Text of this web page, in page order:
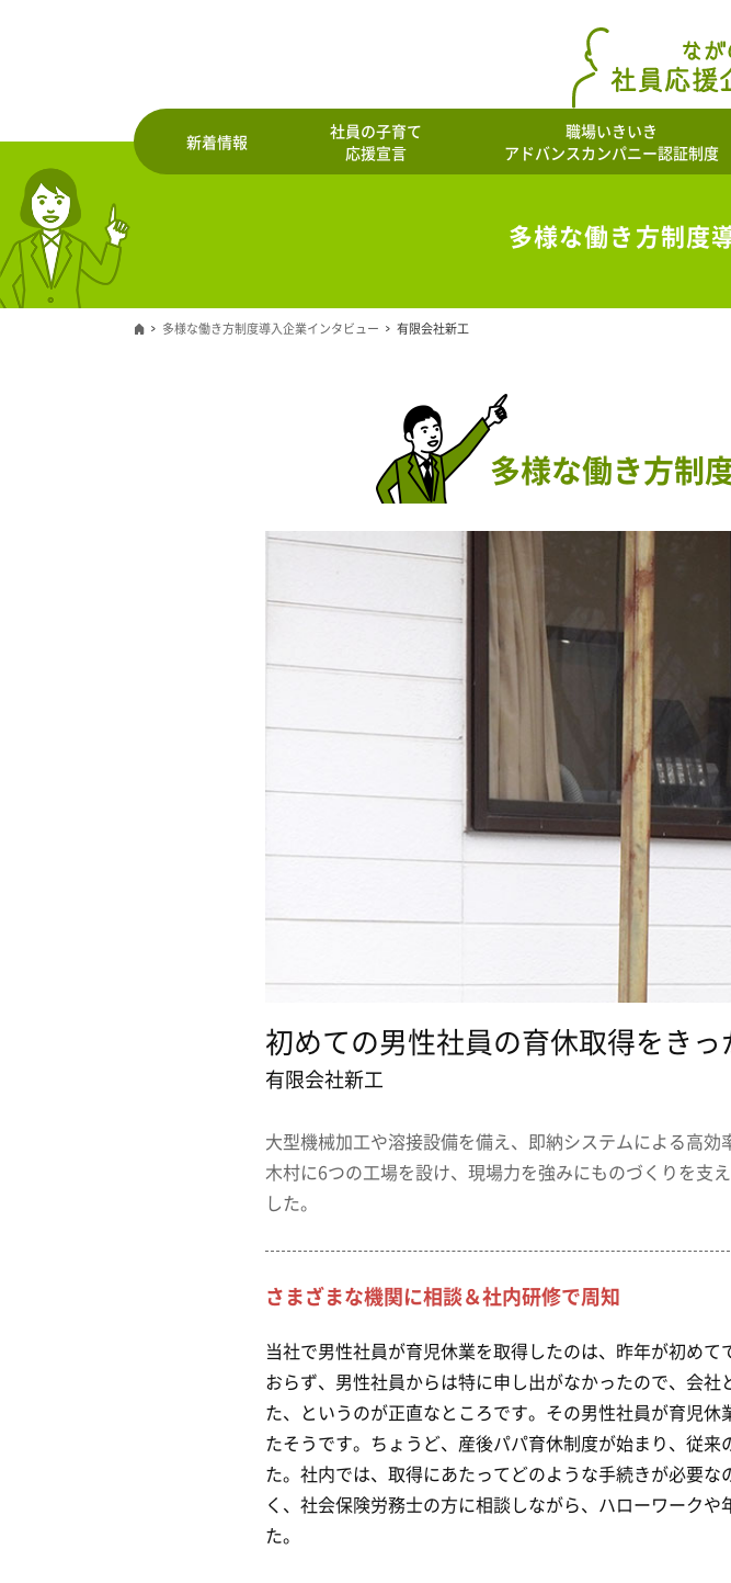
新着情報
社員の子育て
応援宣言
職場いきいき
アドバンスカンパニー認証制度
多様な働き方制度
多様な働き方制度導入企業インタビュー 有限会社新工
多様な働き方制
初めての男性社員の育休取得をき
有限会社新工
大型機械加工や溶接設備を備え、即納システムによる高
木村に6つの工場を設け、現場力を強みにものづくりを支
した。
さまざまな機関に相談＆社内研修で周知
当社で男性社員が育児休業を取得したのは、昨年が初め
おらず、男性社員からは特に申し出がなかったので、会
た、というのが正直なところです。その男性社員が育児
たそうです。ちょうど、産後パパ育休制度が始まり、従
た。社内では、取得にあたってどのような手続きが必要
く、社会保険労務士の方に相談しながら、ハローワーク
た。